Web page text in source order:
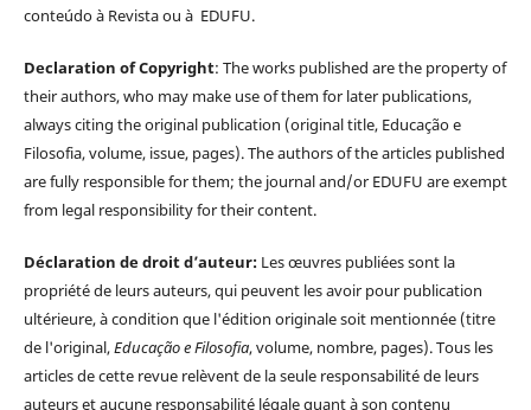
conteúdo à Revista ou à EDUFU.
Declaration of Copyright: The works published are the property of
their authors, who may make use of them for later publications,
always citing the original publication (original title, Educação e
Filosofia, volume, issue, pages). The authors of the articles published
are fully responsible for them; the journal and/or EDUFU are exempt
from legal responsibility for their content.
Déclaration de droit d’auteur: Les œuvres publiées sont la
propriété de leurs auteurs, qui peuvent les avoir pour publication
ultérieure, à condition que l'édition originale soit mentionnée (titre
de l'original,Educação e Filosofia, volume, nombre, pages). Tous les
articles de cette revue relèvent de la seule responsabilité de leurs
auteurs et aucune responsabilité légale quant à son contenu